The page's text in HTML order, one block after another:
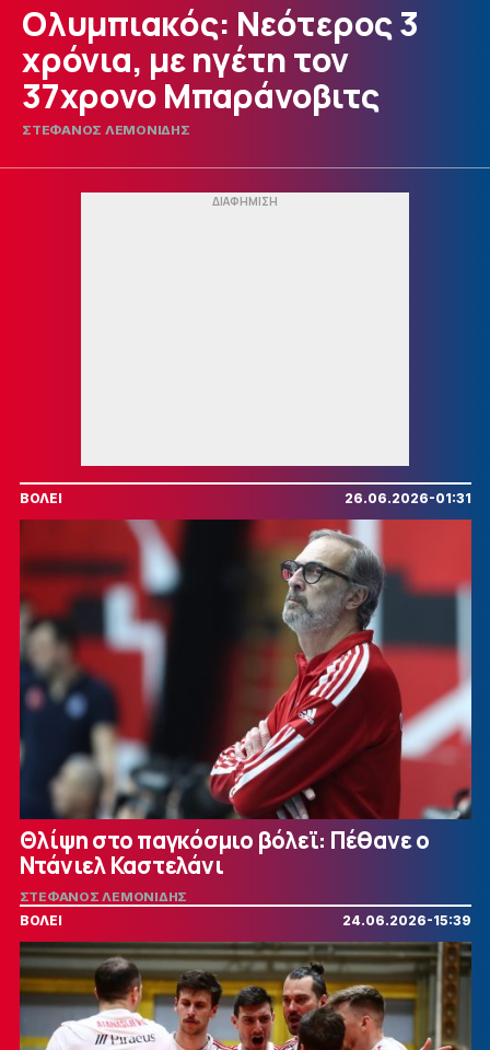
Ολυμπιακός: Νεότερος 3
χρόνια, με ηγέτη τον
37χρονο Μπαράνοβιτς
ΣΤΕΦΑΝΟΣ ΛΕΜΟΝΙΔΗΣ
ΒΟΛΕΙ 26.06.2026-01:31
Θλίψη στο παγκόσμιο βόλεϊ: Πέθανε ο
Ντάνιελ Καστελάνι
ΣΤΕΦΑΝΟΣ ΛΕΜΟΝΙΔΗΣ
ΒΟΛΕΙ 24.06.2026-15:39